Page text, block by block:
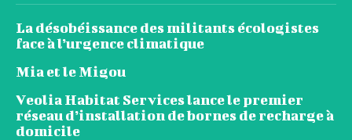
La désobéissance des militants écologistes
face à l’urgence climatique
Mia et le Migou
Veolia Habitat Services lance le premier
réseau d’installation de bornes de recharge à
domicile